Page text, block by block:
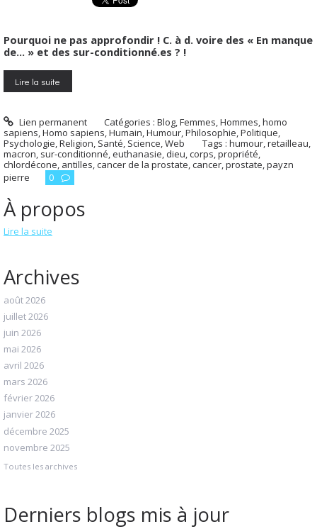
Pourquoi ne pas approfondir ! C. à d. voire des « En manque
de… » et des sur-conditionné.es ? !
Lire la suite
Lien permanent Catégories :Blog,Femmes,Hommes, homo
sapiens,Homo sapiens,Humain,Humour,Philosophie,Politique,
Psychologie,Religion, Santé, Science,Web Tags : humour,retailleau,
macron, sur-conditionné,euthanasie, dieu,corps,propriété,
chlordécone, antilles,cancer de la prostate,cancer,prostate,payzn
pierre
0
À propos
Lire la suite
Archives
août 2026
juillet 2026
juin 2026
mai 2026
avril 2026
mars 2026
février 2026
janvier 2026
décembre 2025
novembre 2025
Toutes les archives
Derniers blogs mis à jour